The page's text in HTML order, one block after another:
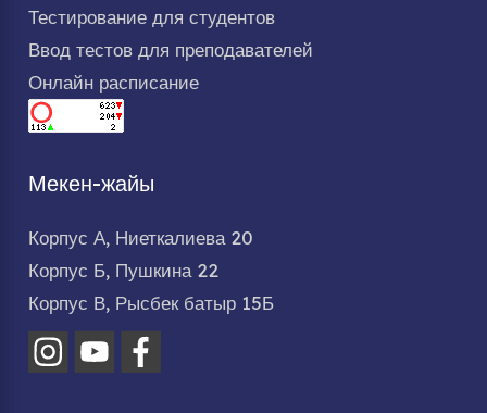
Тестирование для студентов
Ввод тестов для преподавателей
Онлайн расписание
Мекен-жайы
Корпус А, Ниеткалиева 20
Корпус Б, Пушкина 22
Корпус В, Рысбек батыр 15Б